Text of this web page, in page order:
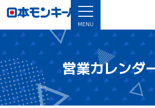
MENU
営業カレンダ